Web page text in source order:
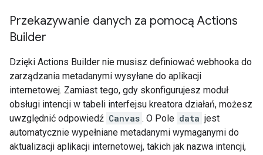
Przekazywanie danych za pomocą Actions
Builder
Dzięki Actions Builder nie musisz definiować webhooka do
zarządzania metadanymi wysyłane do aplikacji
internetowej. Zamiast tego, gdy skonfigurujesz moduł
obsługi intencji w tabeli interfejsu kreatora działań, możesz
uwzględnić odpowiedź Canvas . O Pole data jest
automatycznie wypełniane metadanymi wymaganymi do
aktualizacji aplikacji internetowej, takich jak nazwa intencji,